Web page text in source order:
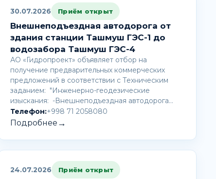
30.07.2026 Приём открыт
Внешнеподъездная автодорога от
здания станции Ташмуш ГЭС-1 до
водозабора Ташмуш ГЭС-4
АО «Гидропроект» объявляет отбор на
получение предварительных коммерческих
предложений в соответствии с Техническим
заданием: "Инженерно-геодезические
изыскания: -Внешнеподъездная автодорога…
Телефон:+998 71 2058080
Подробнее →
24.07.2026 Приём открыт